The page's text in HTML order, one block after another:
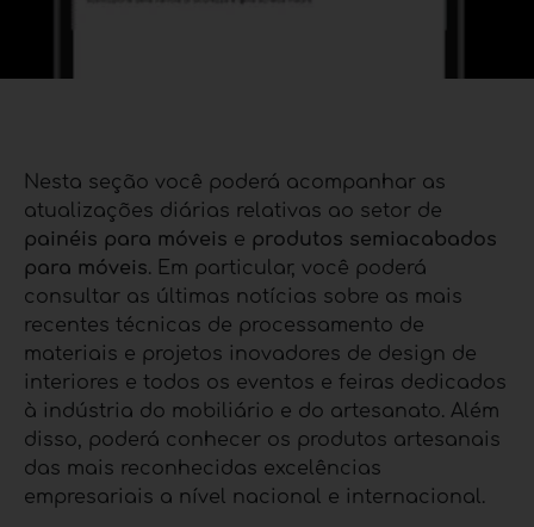
Nesta seção você poderá acompanhar as
atualizações diárias relativas ao setor de
painéis para móveis e produtos semiacabados
para móveis. Em particular, você poderá
consultar as últimas notícias sobre as mais
recentes técnicas de processamento de
materiais e projetos inovadores de design de
interiores e todos os eventos e feiras dedicados
à indústria do mobiliário e do artesanato. Além
disso, poderá conhecer os produtos artesanais
das mais reconhecidas excelências
empresariais a nível nacional e internacional.